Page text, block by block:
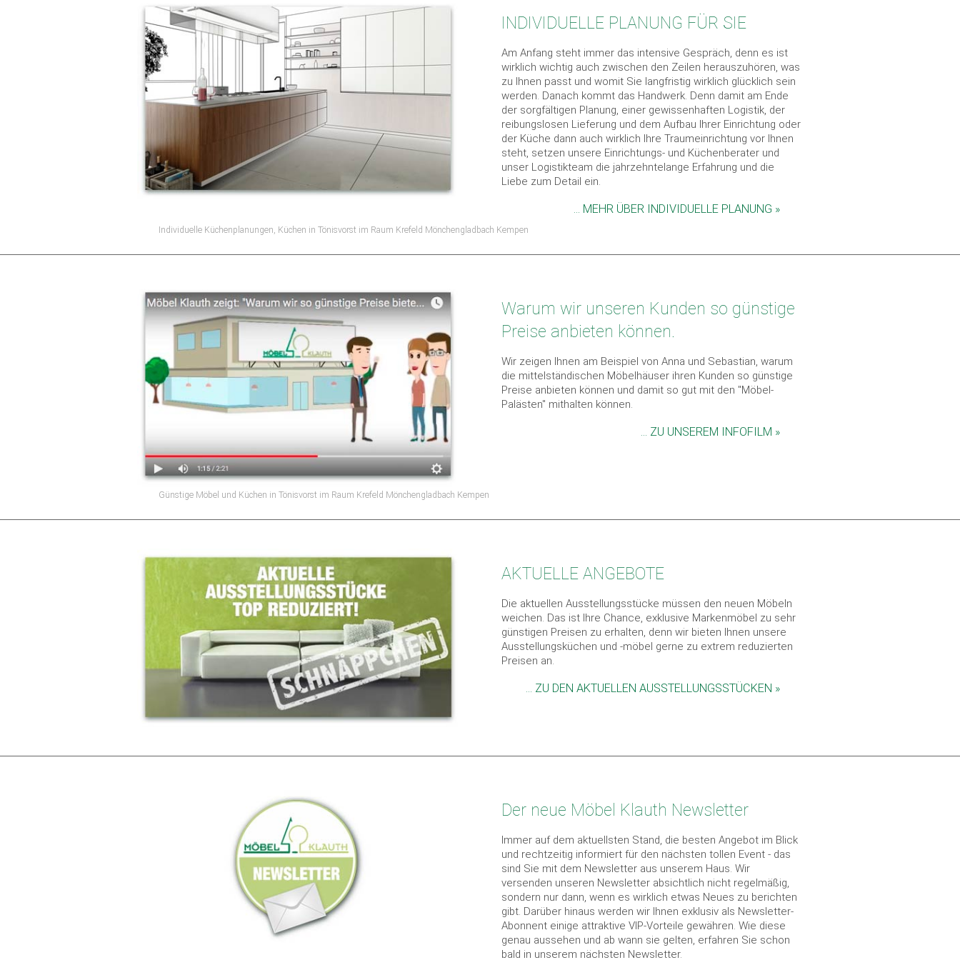
INDIVIDUELLE PLANUNG FÜR SIE
Am Anfang steht immer das intensive Gespräch, denn es ist
wirklich wichtig auch zwischen den Zeilen herauszuhören, was
zu Ihnen passt und womit Sie langfristig wirklich glücklich sein
werden. Danach kommt das Handwerk. Denn damit am Ende
der sorgfältigen Planung, einer gewissenhaften Logistik, der
reibungslosen Lieferung und dem Aufbau Ihrer Einrichtung oder
der Küche dann auch wirklich Ihre Traumeinrichtung vor Ihnen
steht, setzen unsere Einrichtungs- und Küchenberater und
unser Logistikteam die jahrzehntelange Erfahrung und die
Liebe zum Detail ein.
... MEHR ÜBER INDIVIDUELLE PLANUNG »
Individuelle Küchenplanungen, Küchen in Tönisvorst im Raum Krefeld Mönchengladbach Kempen
Warum wir unseren Kunden so günstige
Preise anbieten können.
Wir zeigen Ihnen am Beispiel von Anna und Sebastian, warum
die mittelständischen Möbelhäuser ihren Kunden so günstige
Preise anbieten können und damit so gut mit den "Möbel-
Palästen" mithalten können.
... ZU UNSEREM INFOFILM »
Günstige Möbel und Küchen in Tönisvorst im Raum Krefeld Mönchengladbach Kempen
AKTUELLE ANGEBOTE
Die aktuellen Ausstellungsstücke müssen den neuen Möbeln
weichen. Das ist Ihre Chance, exklusive Markenmöbel zu sehr
günstigen Preisen zu erhalten, denn wir bieten Ihnen unsere
Ausstellungsküchen und -möbel gerne zu extrem reduzierten
Preisen an.
... ZU DEN AKTUELLEN AUSSTELLUNGSSTÜCKEN »
Der neue Möbel Klauth Newsletter
Immer auf dem aktuellsten Stand, die besten Angebot im Blick
und rechtzeitig informiert für den nächsten tollen Event - das
sind Sie mit dem Newsletter aus unserem Haus. Wir
versenden unseren Newsletter absichtlich nicht regelmäßig,
sondern nur dann, wenn es wirklich etwas Neues zu berichten
gibt. Darüber hinaus werden wir Ihnen exklusiv als Newsletter-
Abonnent einige attraktive VIP-Vorteile gewähren. Wie diese
genau aussehen und ab wann sie gelten, erfahren Sie schon
bald in unserem nächsten Newsletter.